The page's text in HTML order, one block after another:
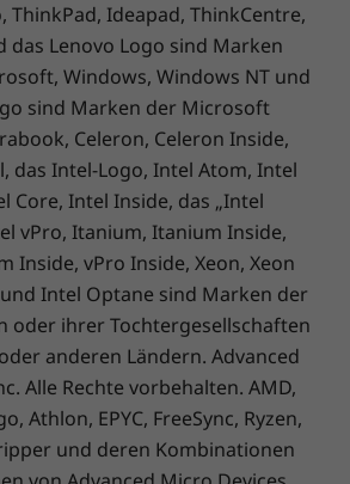
Das Produkt ist mit
Kunststoff im Netzteilgehäuse
mit einer Gerätehülle aus
aus Gewässern und
aus 90 %
geliefert. Die untere
Notebooks besteht sogar zu
Kunststoff. Das Produkt
registriert und ENERGY STAR®
die Kriterien für die
in Bezug auf Langlebigkeit der
Design und
Lenovo bietet außerdem
CO Offset Service an, um die
Emissionen, die
entstehen, zu kompensieren.
ThinkPad, Ideapad, ThinkCentre,
das Lenovo Logo sind Marken
Windows, Windows NT und
sind Marken der Microsoft
Celeron, Celeron Inside,
das Intel-Logo, Intel Atom, Intel
Core, Intel Inside, das „Intel
vPro, Itanium, Itanium Inside,
Inside, vPro Inside, Xeon, Xeon
Intel Optane sind Marken der
oder ihrer Tochtergesellschaften
anderen Ländern. Advanced
Alle Rechte vorbehalten. AMD,
Athlon, EPYC, FreeSync, Ryzen,
und deren Kombinationen